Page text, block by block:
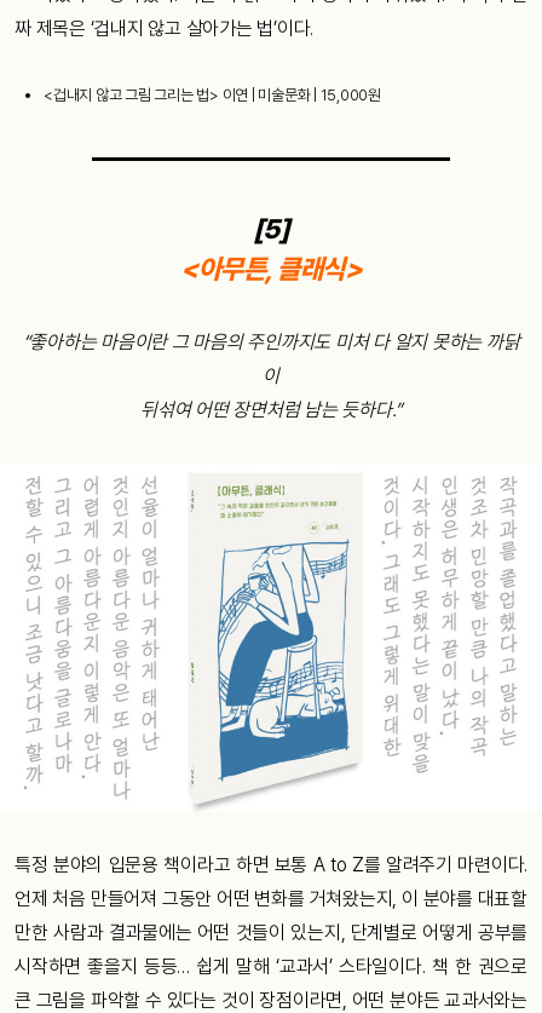
짜 제목은 ‘겁내지 않고 살아가는 법’이다.
<겁내지 않고 그림 그리는 법> 이연 | 미술문화 | 15,000원
[5]
<아무튼, 클래식>
“좋아하는 마음이란 그 마음의 주인까지도 미처 다 알지 못하는 까닭
이
뒤섞여 어떤 장면처럼 남는 듯하다.”
특정 분야의 입문용 책이라고 하면 보통 A to Z를 알려주기 마련이다.
언제 처음 만들어져 그동안 어떤 변화를 거쳐왔는지, 이 분야를 대표할
만한 사람과 결과물에는 어떤 것들이 있는지, 단계별로 어떻게 공부를
시작하면 좋을지 등등… 쉽게 말해 ‘교과서’ 스타일이다. 책 한 권으로
큰 그림을 파악할 수 있다는 것이 장점이라면, 어떤 분야든 교과서와는